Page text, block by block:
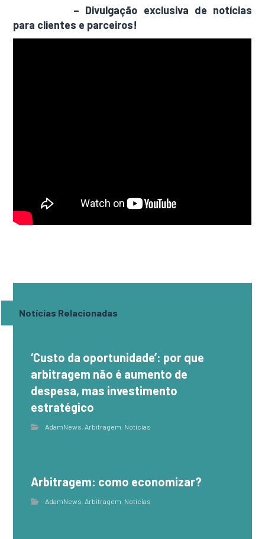
– Divulgação exclusiva de notícias
para clientes e parceiros!
Notícias Relacionadas
‘Custo da oportunidade’: por que
arbitragem não é aumento de
despesa, mas investimento
estratégico
AdamNews, Arbitragem, Notícias
Arbitragem: como economizar?
AdamNews, Arbitragem, Notícias